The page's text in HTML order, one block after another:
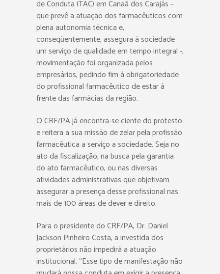
de Conduta (TAC) em Canaã dos Carajás –
que prevê a atuação dos farmacêuticos com
plena autonomia técnica e,
conseqüentemente, assegura à sociedade
um serviço de qualidade em tempo integral -,
movimentação foi organizada pelos
empresários, pedindo fim à obrigatoriedade
do profissional farmacêutico de estar à
frente das farmácias da região.
O CRF/PA já encontra-se ciente do protesto
e reitera a sua missão de zelar pela profissão
farmacêutica a serviço a sociedade. Seja no
ato da fiscalização, na busca pela garantia
do ato farmacêutico, ou nas diversas
atividades administrativas que objetivam
assegurar a presença desse profissional nas
mais de 100 áreas de dever e direito.
Para o presidente do CRF/PA, Dr. Daniel
Jackson Pinheiro Costa, a investida dos
proprietários não impedirá a atuação
institucional. “Esse tipo de manifestação não